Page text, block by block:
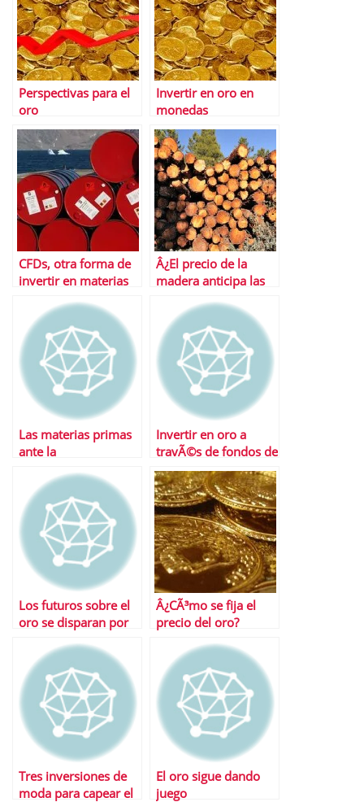
Perspectivas para el
oro
Invertir en oro en
monedas
CFDs, otra forma de
invertir en materias
Â¿El precio de la
madera anticipa las
Las materias primas
ante la
yuan
Invertir en oro a
travÃ©s de fondos de
inversiÃ³n
Los futuros sobre el
oro se disparan por
dÃ³lares
Â¿CÃ³mo se fija el
precio del oro?
Tres inversiones de
moda para capear el
El oro sigue dando
juego